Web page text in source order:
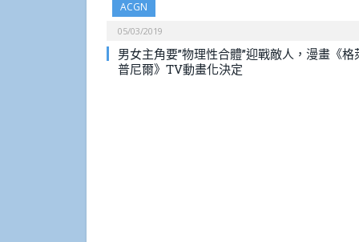
ACGN
05/03/2019
男女主角要”物理性合體”迎戰敵人，漫畫《格
普尼爾》TV動畫化決定